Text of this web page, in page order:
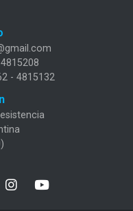
- 4815132